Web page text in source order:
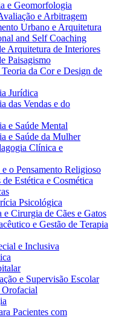
e Geomorfologia
e Arbitragem
Urbano e Arquitetura
and Self Coaching
Arquitetura de Interiores
Paisagismo
da Cor e Design de
Jurídica
das Vendas e do
e Saúde Mental
e Saúde da Mulher
Clínica e
o Pensamento Religioso
Estética e Cosmética
Psicológica
Cirurgia de Cães e Gatos
e Gestão de Terapia
e Inclusiva
e Supervisão Escolar
Orofacial
Pacientes com